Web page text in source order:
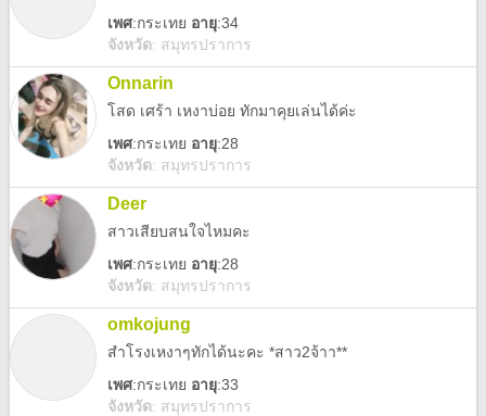
เพศ:กระเทย อายุ:34
จังหวัด: สมุทรปราการ
Onnarin
โสด เศร้า เหงาบ่อย ทักมาคุยเล่นได้ค่ะ
เพศ:กระเทย อายุ:28
จังหวัด: สมุทรปราการ
Deer
สาวเสียบสนใจไหมคะ
เพศ:กระเทย อายุ:28
จังหวัด: สมุทรปราการ
omkojung
สำโรงเหงาๆทักได้นะคะ *สาว2จ้าา**
เพศ:กระเทย อายุ:33
จังหวัด: สมุทรปราการ